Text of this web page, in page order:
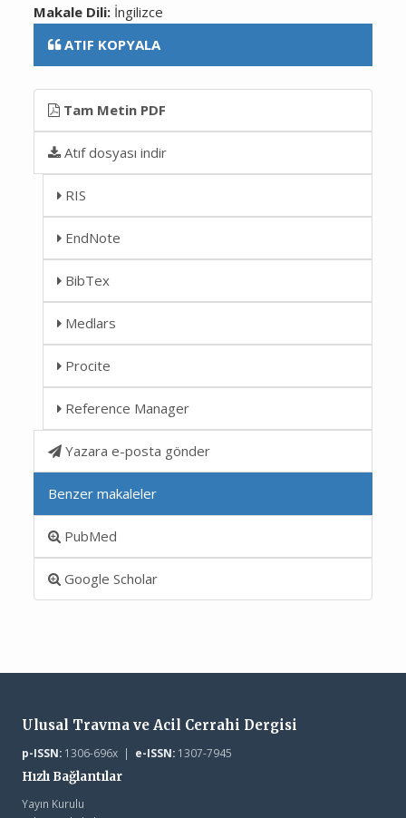
Makale Dili: İngilizce
ATIF KOPYALA
Tam Metin PDF
Atıf dosyası indir
RIS
EndNote
BibTex
Medlars
Procite
Reference Manager
Yazara e-posta gönder
Benzer makaleler
PubMed
Google Scholar
Ulusal Travma ve Acil Cerrahi Dergisi
p-ISSN:1306-696x | e-ISSN:1307-7945
Hızlı Bağlantılar
Yayın Kurulu